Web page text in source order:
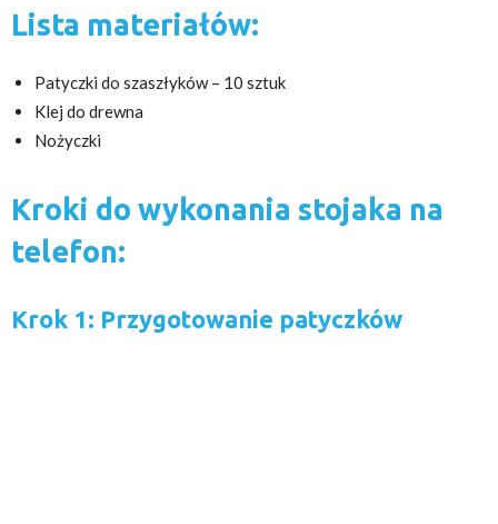
Lista materiałów:
Patyczki do szaszłyków – 10 sztuk
Klej do drewna
Nożyczki
Kroki do wykonania stojaka na
telefon:
Krok 1: Przygotowanie patyczków